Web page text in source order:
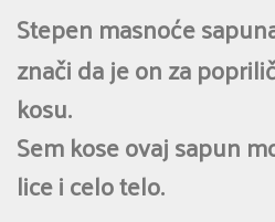
Stepen masnoće
znači da je on za
kosu.
Sem kose ovaj sapun
lice i celo telo.